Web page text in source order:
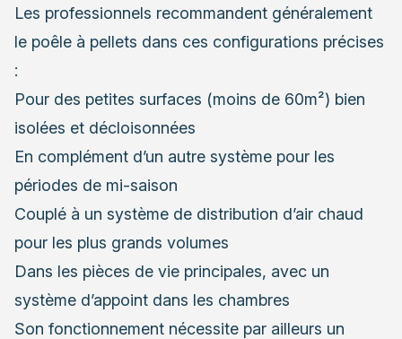
Les professionnels recommandent généralement
le poêle à pellets dans ces configurations précises
:
Pour des petites surfaces (moins de 60m²) bien
isolées et décloisonnées
En complément d’un autre système pour les
périodes de mi-saison
Couplé à un système de distribution d’air chaud
pour les plus grands volumes
Dans les pièces de vie principales, avec un
système d’appoint dans les chambres
Son fonctionnement nécessite par ailleurs un